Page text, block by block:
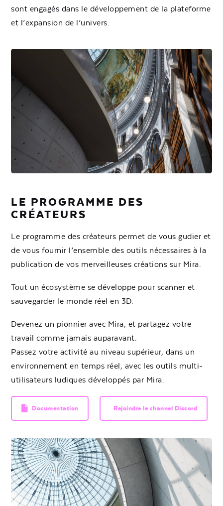
sont engagés dans le développement de la plateforme
et l’expansion de l’univers.
LE PROGRAMME DES
CRÉATEURS
Le programme des créateurs permet de vous gudier et
de vous fournir l’ensemble des outils nécessaires à la
publication de vos merveilleuses créations sur Mira.
Tout un écosystème se développe pour scanner et
sauvegarder le monde réel en 3D.
Devenez un pionnier avec Mira, et partagez votre
travail comme jamais auparavant.
Passez votre activité au niveau supérieur, dans un
environnement en temps réel, avec les outils multi-
utilisateurs ludiques développés par Mira.
Documentation Rejoindre le channel Discord